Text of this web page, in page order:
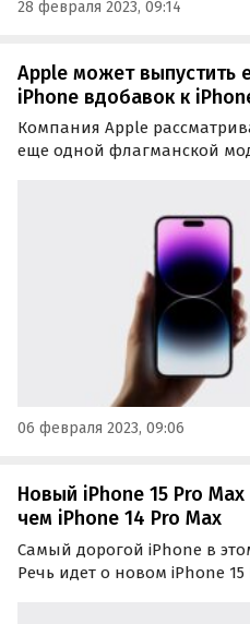
28 февраля 2023, 09:14
Apple может выпустить
iPhone вдобавок к
Компания Apple
еще одной флагманской
Power On рассказал
06 февраля 2023, 09:06
Новый iPhone 15 Pro
чем iPhone 14 Pro Max
Самый дорогой iPhone в
Речь идет о новом iPhone